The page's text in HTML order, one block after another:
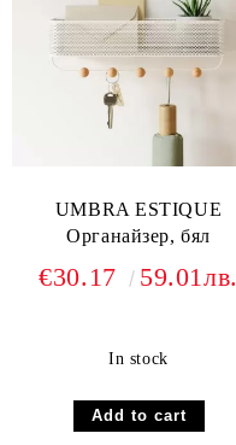
UMBRA ESTIQUE
Oрганайзер, бял
€30.17 59.01лв.
In stock